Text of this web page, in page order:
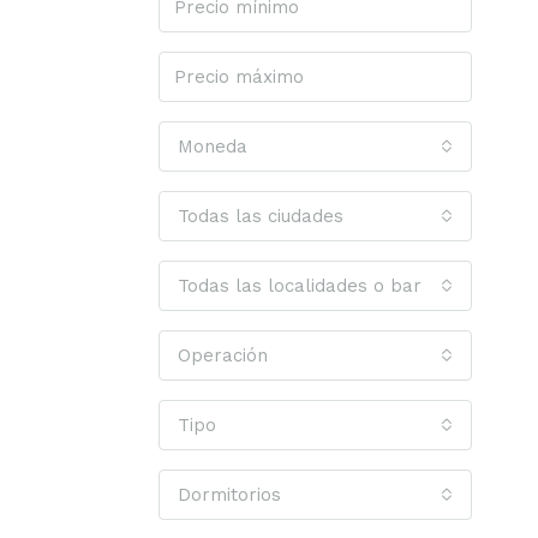
Moneda
Todas las ciudades
Todas las localidades o barrios
Operación
Tipo
Dormitorios